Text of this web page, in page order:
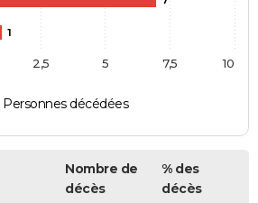
1
Personnes décédées
10
2,5 5 7,5
Nombre de
décès
% des
décès